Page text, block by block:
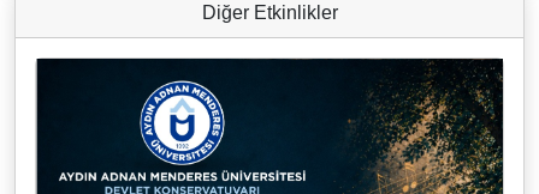
Diğer Etkinlikler